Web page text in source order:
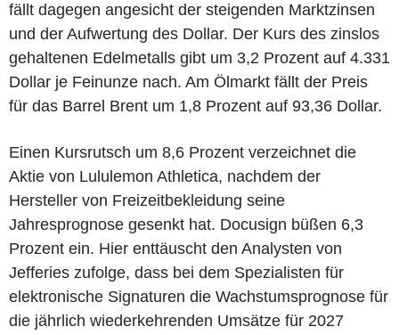
fällt dagegen angesicht der steigenden Marktzinsen
und der Aufwertung des Dollar. Der Kurs des zinslos
gehaltenen Edelmetalls gibt um 3,2 Prozent auf 4.331
Dollar je Feinunze nach. Am Ölmarkt fällt der Preis
für das Barrel Brent um 1,8 Prozent auf 93,36 Dollar.
Einen Kursrutsch um 8,6 Prozent verzeichnet die
Aktie von Lululemon Athletica, nachdem der
Hersteller von Freizeitbekleidung seine
Jahresprognose gesenkt hat. Docusign büßen 6,3
Prozent ein. Hier enttäuscht den Analysten von
Jefferies zufolge, dass bei dem Spezialisten für
elektronische Signaturen die Wachstumsprognose für
die jährlich wiederkehrenden Umsätze für 2027